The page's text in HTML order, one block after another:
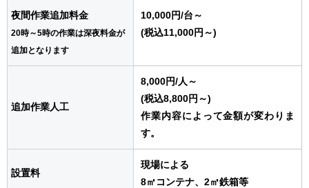
夜間作業追加料金
20時～5時の作業は深夜料金が
追加となります
10,000円/台 ～
(税込11,000円～)
追加作業人工
8,000円/人 ～
(税込8,800円～)
作業内容によって金額が変わりま
す。
設置料
現場による
8㎥コンテナ、2㎥鉄箱等